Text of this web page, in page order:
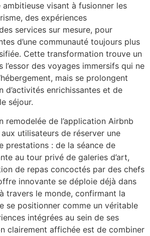
visant à fusionner les
des expériences
services sur mesure, pour
d’une communauté toujours plus
Cette transformation trouve un
des voyages immersifs qui ne
mais se prolongent
d’activités enrichissantes et de
séjour.
remodelée de l’application Airbnb
utilisateurs de réserver une
prestations : de la séance de
au tour privé de galeries d’art,
de repas concoctés par des chefs
innovante se déploie déjà dans
travers le monde, confirmant la
se positionner comme un véritable
intégrées au sein de ses
clairement affichée est de combiner